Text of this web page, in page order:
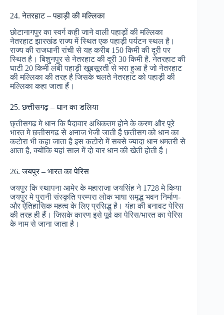
24. नेतरहाट – पहाड़ी की मल्लिका
छोटानागपुर का स्वर्ग कही जाने वाली पहाड़ों की मल्लिका
नेतरहाट झारखंड राज्य में स्थित एक पहाड़ी पर्यटन स्थल है।
राज्य की राजधानी रांची से यह करीब 150 किमी की दूरी पर
स्थित है। बिशुनपुर से नेतरहाट की दूरी 30 किमी है. नेतरहाट की
घाटी 20 किमी लंबी पहाड़ी खूबसूरती से भरा हुआ है जो नेतरहाट
की मल्लिका की तरह है जिसके चलते नेतरहाट को पहाड़ी की
मल्लिका कहा जाता हैं।
25. छत्तीसगढ़ – धान का डलिया
छ्त्तीसगढ मे धान कि पैदावार अधिकतम होने के करण और पूरे
भारत मे छत्तीसगढ से अनाज भेजी जाती है छत्तीसग को धान का
कटोरा भी कहा जाता है इस कटोरो में सबसे ज्यादा धान धमतरी से
आता है, क्योंकि यहां साल में दो बार धान की खेती होती है।
26. जयपुर – भारत का पेरिस
जयपुर कि स्थापना आमेर के महाराजा जयसिंह ने 1728 मे किया
जयपुर मे पुरानी संस्कृति परम्परा लोक भाषा समृद्ध भवन निर्माण-
और ऐतिहासिक महत्व के लिए प्रसिद्ध है। यंहा की बनावट पेरिस
की तरह ही हैं। जिसके कारण इसे पूर्व का पेरिस/भारत का पेरिस
के नाम से जाना जाता है।